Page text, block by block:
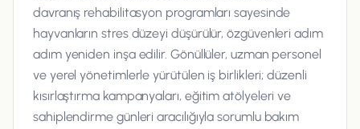
davranış rehabilitasyon programları sayesinde
hayvanların stres düzeyi düşürülür, özgüvenleri adım
adım yeniden inşa edilir. Gönüllüler, uzman personel
ve yerel yönetimlerle yürütülen iş birlikleri; düzenli
kısırlaştırma kampanyaları, eğitim atölyeleri ve
sahiplendirme günleri aracılığıyla sorumlu bakım